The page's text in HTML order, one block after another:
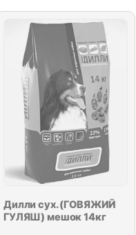
Дилли сух. (ГОВЯЖИЙ
ГУЛЯШ) мешок 14кг